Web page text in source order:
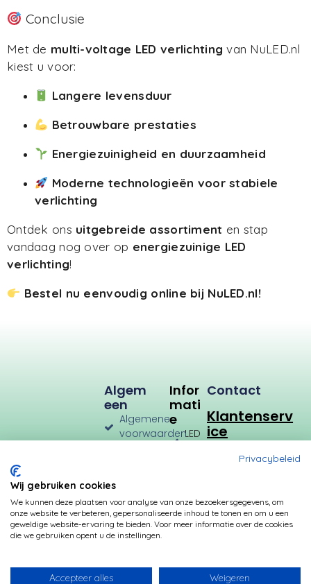
Conclusie
Met de multi-voltage LED verlichting van NuLED.nl
kiest u voor:
Langere levensduur
Betrouwbare prestaties
Energiezuinigheid en duurzaamheid
Moderne technologieën voor stabiele
verlichting
Ontdek ons uitgebreide assortiment en stap
vandaag nog over op energiezuinige LED
verlichting!
Bestel nu eenvoudig online bij NuLED.nl!
Infor
Mati
E
LED
Verbruik
Kleurtemperatuur
Algem
Een
Algemene
voorwaarden
Privacybeleid
Betalingsmogelijkheden
Contact
Klantenserv
ice
Privacybeleid
Wij gebruiken cookies
We kunnen deze plaatsen voor analyse van onze bezoekersgegevens, om
onze website te verbeteren, gepersonaliseerde inhoud te tonen en om u een
geweldige website-ervaring te bieden. Voor meer informatie over de cookies
die we gebruiken opent u de instellingen.
Accepteer alles Weigeren